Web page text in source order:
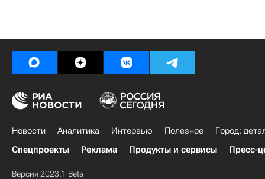
Новости Аналитика Интервью Полезное
Город:
Спецпроекты
Реклама Продукты и сервисы Пресс-
Версия 2023.1 Beta